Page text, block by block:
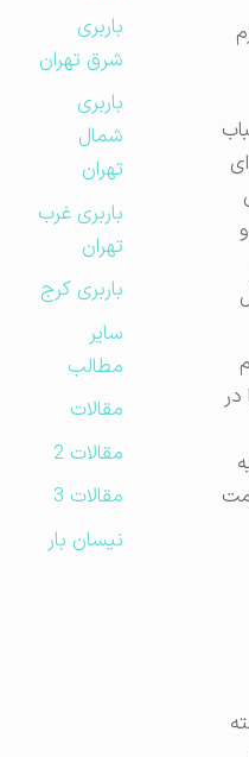
باربری
شرق تهران
باربری
شمال
تهران
باربری غرب
تهران
باربری کرج
مطالب
مقالات
مقالات 2
مقالات 3
نیسان بار